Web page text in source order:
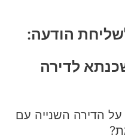
הודעה:
לדירה
הדירה השנייה עם